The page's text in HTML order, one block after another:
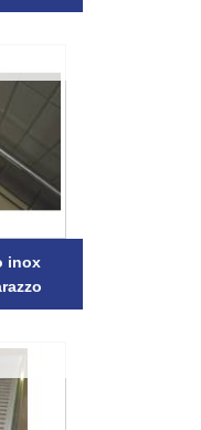
inox